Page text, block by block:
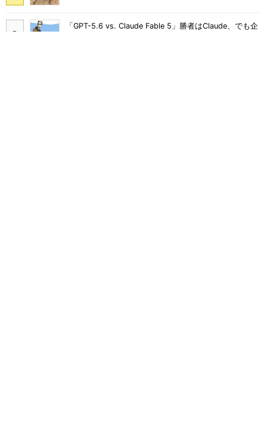
「GPT-5.6 vs. Claude Fable 5」勝者はClaude、でも企